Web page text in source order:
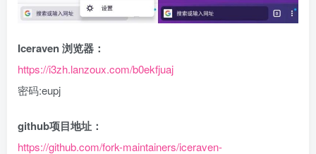
Iceraven 浏览器：
https://i3zh.lanzoux.com/b0ekfjuaj
密码:eupj
github项目地址：
https://github.com/fork-maintainers/iceraven-